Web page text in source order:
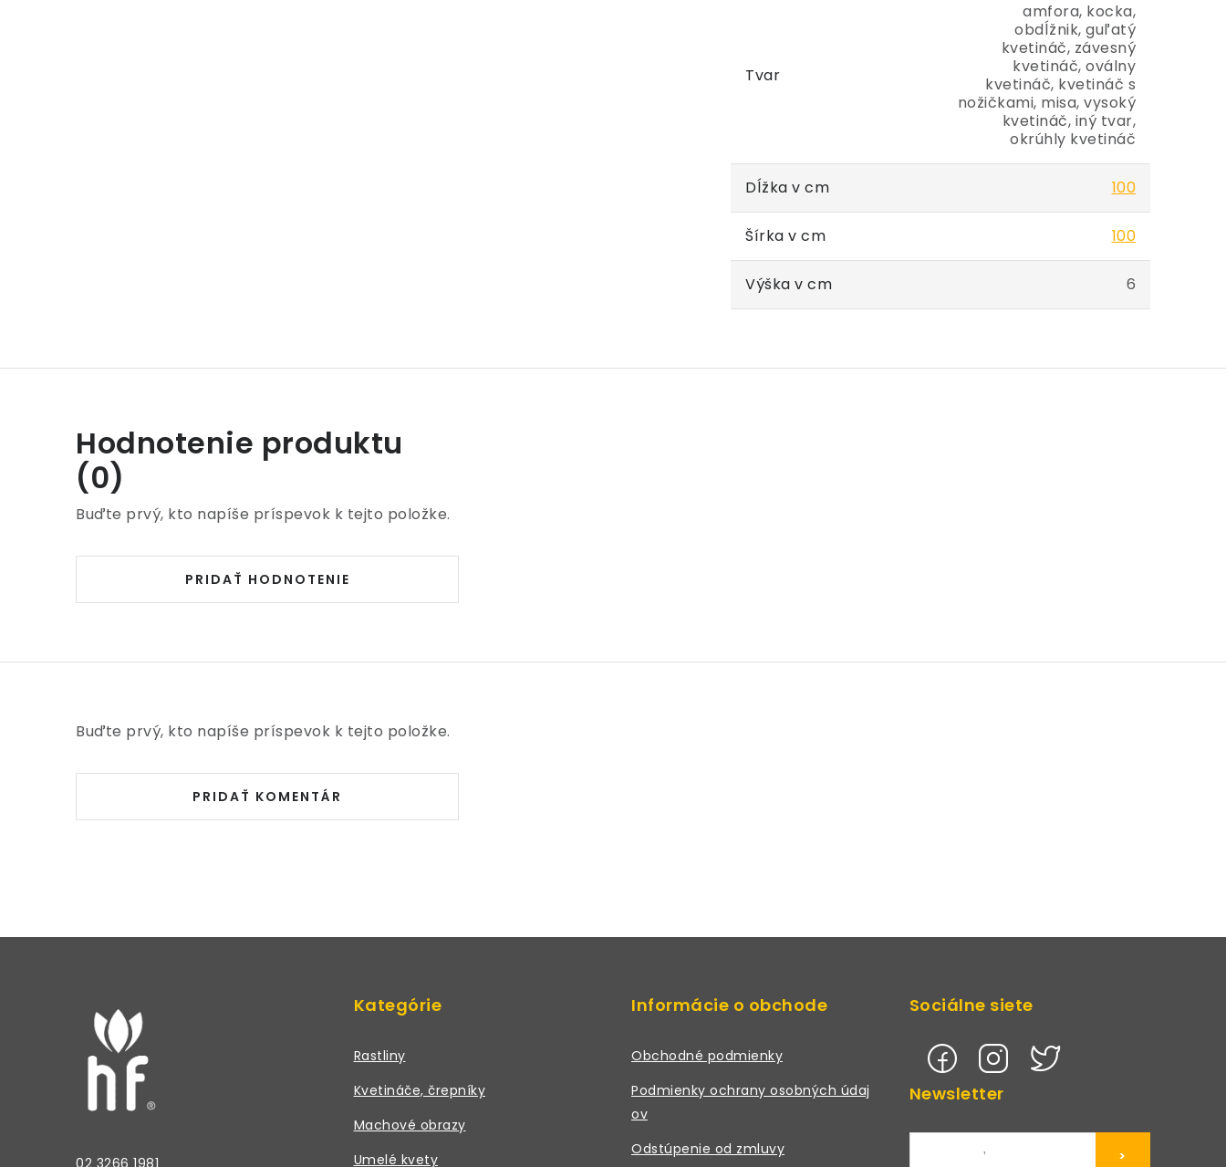
Tvar
amfora, kocka,
obdĺžnik, guľatý
kvetináč, závesný
kvetináč, oválny
kvetináč, kvetináč s
nožičkami, misa, vysoký
kvetináč, iný tvar,
okrúhly kvetináč
Dĺžka v cm 100
Šírka v cm 100
Výška v cm 6
Hodnotenie produktu
(0)
Buďte prvý, kto napíše príspevok k tejto položke.
PRIDAŤ HODNOTENIE
Buďte prvý, kto napíše príspevok k tejto položke.
PRIDAŤ KOMENTÁR
Kategórie
Rastliny
Kvetináče, črepníky
Machové obrazy
Umelé kvety
Informácie o obchode
Obchodné podmienky
Podmienky ochrany osobných údaj
ov
Odstúpenie od zmluvy
Sociálne siete
Newsletter
>